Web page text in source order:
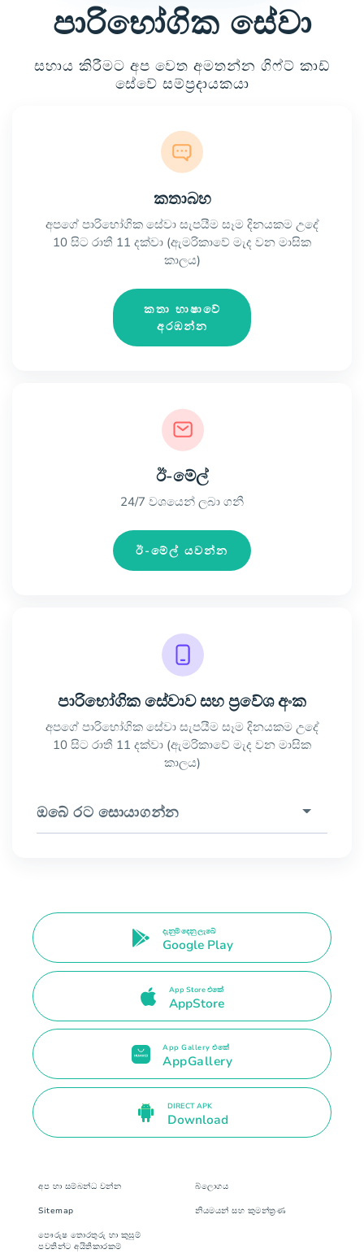
පාරිභෝගික සේවා
සහාය කිරීමට අප වෙත අමතන්න ගිෆ්ට් කාඩ්
සේවේ සම්ප්‍රදායකයා
කතාබහ
අපගේ පාරිභෝගික සේවා සැපයීම සෑම දිනයකම උදේ
10 සිට රාතී 11 දක්වා (ඇමරිකාවේ මැද වන මාසික
කාලය)
කතා භාෂාවේ
අරඹන්න
ඊ-මේල්
24/7 වශයෙන් ලබා ගනී
ඊ-මේල් යවන්න
පාරිභෝගික සේවාව සහ ප්‍රවේශ අංක
අපගේ පාරිභෝගික සේවා සැපයීම සෑම දිනයකම උදේ
10 සිට රාතී 11 දක්වා (ඇමරිකාවේ මැද වන මාසික
කාලය)
ඔබේ රට සොයාගන්න
දැනුම් දෙනු ලැබේ
Google Play
App Store එකේ
AppStore
App Gallery එකේ
AppGallery
DIRECT APK
Download
අප හා සම්බන්ධ වන්න බ්ලොගය
Sitemap නියමයන් සහ කුමන්ත‍්‍රණ
පෞරුෂ තොරතුරු හා කුසුම්
පවතින්ට අයිතිකාරකම්